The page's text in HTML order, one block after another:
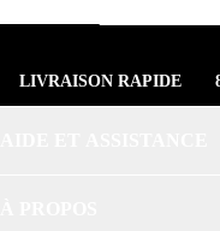
LIVRAISON RAPIDE